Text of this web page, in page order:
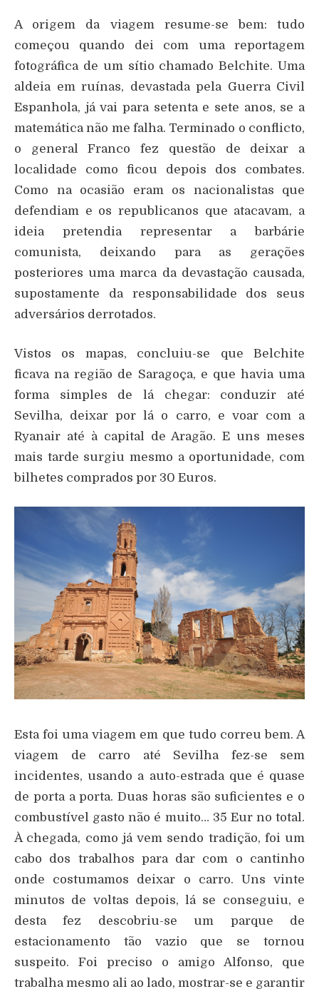
A origem da viagem resume-se bem: tudo
começou quando dei com uma reportagem
fotográfica de um sítio chamado Belchite. Uma
aldeia em ruínas, devastada pela Guerra Civil
Espanhola, já vai para setenta e sete anos, se a
matemática não me falha. Terminado o conflicto,
o general Franco fez questão de deixar a
localidade como ficou depois dos combates.
Como na ocasião eram os nacionalistas que
defendiam e os republicanos que atacavam, a
ideia pretendia representar a barbárie
comunista, deixando para as gerações
posteriores uma marca da devastação causada,
supostamente da responsabilidade dos seus
adversários derrotados.
Vistos os mapas, concluiu-se que Belchite
ficava na região de Saragoça, e que havia uma
forma simples de lá chegar: conduzir até
Sevilha, deixar por lá o carro, e voar com a
Ryanair até à capital de Aragão. E uns meses
mais tarde surgiu mesmo a oportunidade, com
bilhetes comprados por 30 Euros.
Esta foi uma viagem em que tudo correu bem. A
viagem de carro até Sevilha fez-se sem
incidentes, usando a auto-estrada que é quase
de porta a porta. Duas horas são suficientes e o
combustível gasto não é muito… 35 Eur no total.
À chegada, como já vem sendo tradição, foi um
cabo dos trabalhos para dar com o cantinho
onde costumamos deixar o carro. Uns vinte
minutos de voltas depois, lá se conseguiu, e
desta fez descobriu-se um parque de
estacionamento tão vazio que se tornou
suspeito. Foi preciso o amigo Alfonso, que
trabalha mesmo ali ao lado, mostrar-se e garantir